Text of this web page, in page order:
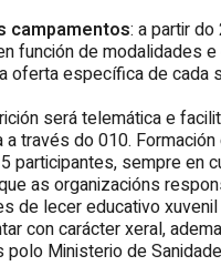
campamentos: a partir
función de modalidades
oferta específica de cada
será telemática e
través do 010.
participantes, sempre en
as organizacións
de lecer educativo
con carácter xeral,
polo Ministerio de